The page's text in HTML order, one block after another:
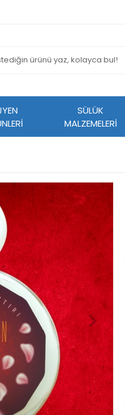
SÜLÜK
MALZEMELERİ